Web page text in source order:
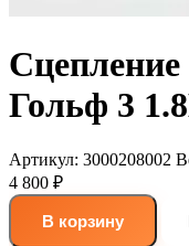
Гольф 3
Артикул: 3000208002
4 800 ₽
В корзину